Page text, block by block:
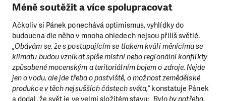
Méně soutěžit a více spolupracovat
Ačkoliv si Pánek ponechává optimismus, vyhlídky do
budoucna dle něho v mnoha ohledech nejsou příliš světlé.
„Obávám se, že s postupujícím se tlakem kvůli měnícímu se
klimatu budou vznikat spíše místní nebo regionální konflikty
způsobené mocenským a teritoriálním bojem o zdroje. Nejde
jen o vodu, ale jde třeba o pastviště, o možnost zemědělské
produkce v těch nejsušších částech světa,“konstatuje Pánek